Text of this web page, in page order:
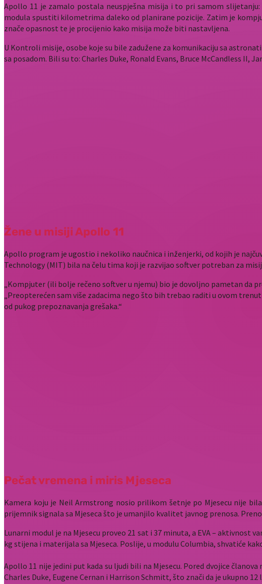
Apollo 11 je zamalo postala neuspješna misija i to pri samom
modula spustiti kilometrima daleko od planirane pozicije. Zatim je
znače opasnost te je procijenio kako misija može biti nastavljena.
U Kontroli misije, osobe koje su bile zadužene za komunikaciju sa
sa posadom. Bili su to: Charles Duke, Ronald Evans, Bruce McCandless
Žene u misiji Apollo 11
Apollo program je ugostio i nekoliko naučnica i inženjerki, od kojih je
Technology (MIT) bila na čelu tima koji je razvijao softver potreban za
„Kompjuter (ili bolje rečeno softver u njemu) bio je dovoljno pametan da
„Preopterećen sam više zadacima nego što bih trebao raditi u ovom
od pukog prepoznavanja grešaka.“
Pečat vremena i miris Mjeseca
Kamera koju je Neil Armstrong nosio prilikom šetnje po Mjesecu nije
prijemnik signala sa Mjeseca što je umanjilo kvalitet javnog prenosa.
Lunarni modul je na Mjesecu proveo 21 sat i 37 minuta, a EVA – aktivnost
kg stijena i materijala sa Mjeseca. Poslije, u modulu Columbia, shvatiće
Apollo 11 nije jedini put kada su ljudi bili na Mjesecu. Pored dvojice
Charles Duke, Eugene Cernan i Harrison Schmitt, što znači da je ukupno 12